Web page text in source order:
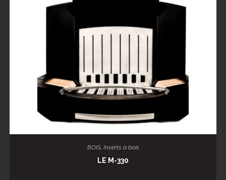
LIRE LA SUITE
BOIS, Inserts à bois
LE M-330